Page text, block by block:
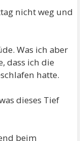
nicht weg und
Was ich aber
dass ich die
hatte.
dieses Tief
beim